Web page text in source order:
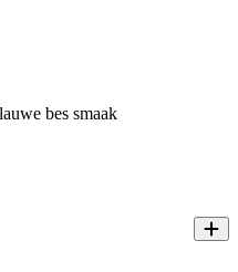
bes smaak